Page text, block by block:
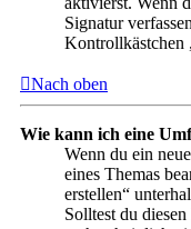
Signatur
Kontrollkästchen
Nach oben
Wie kann ich eine
Wenn du ein
eines Themas
erstellen“
Solltest du